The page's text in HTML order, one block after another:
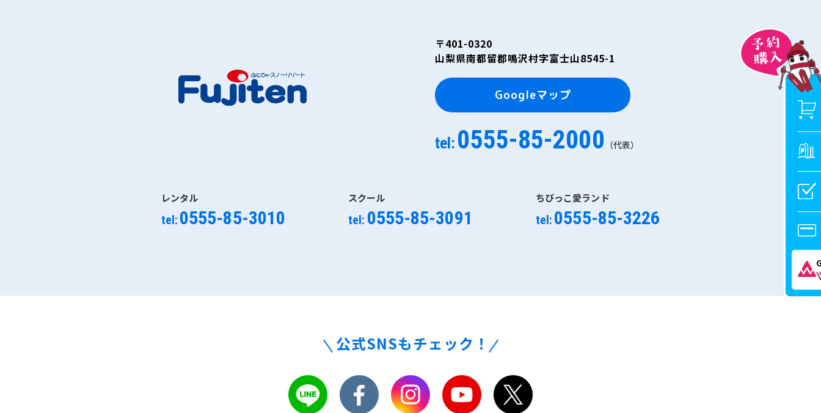
〒401-0320
山梨県南都留郡鳴沢村字富士山8545-1
Googleマップ
tel: 0555-85-2000 （代表）
レンタル
tel: 0555-85-3010
スクール
tel: 0555-85-3091
ちびっこ愛ランド
tel: 0555-85-3226
公式SNSもチェック！